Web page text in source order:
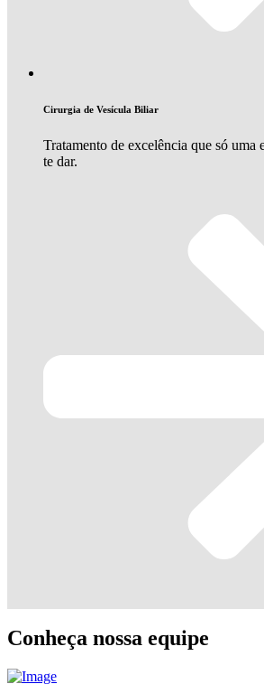
Cirurgia de Vesícula Biliar
Tratamento de excelência que só uma
te dar.
Conheça nossa equipe